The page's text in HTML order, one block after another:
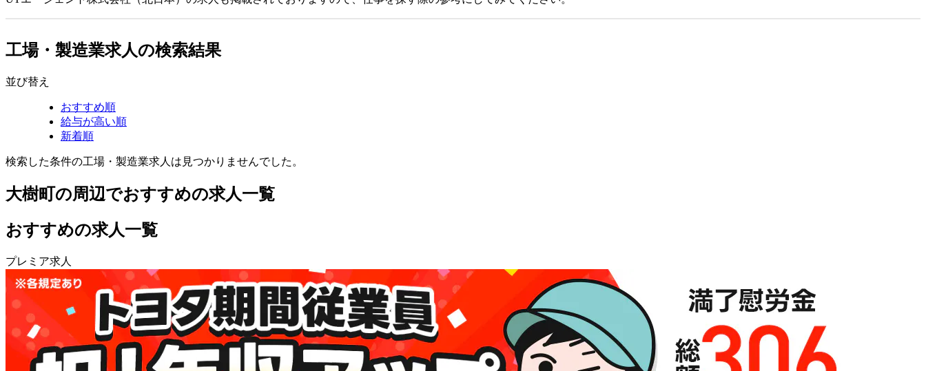
工場・製造業求人の検索結果
並び替え
おすすめ順
給与が高い順
新着順
検索した条件の工場・製造業求人は見つかりませんでした。
大樹町の周辺でおすすめの求人一覧
おすすめの求人一覧
プレミア求人